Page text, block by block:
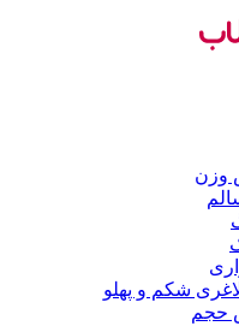
وزن
شکم و پهلو
حجم